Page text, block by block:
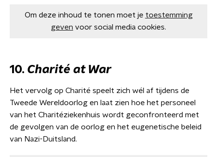
Om deze inhoud te tonen moet je toestemming
geven voor social media cookies.
10. Charité at War
Het vervolg op Charité speelt zich wél af tijdens de
Tweede Wereldoorlog en laat zien hoe het personeel
van het Charitéziekenhuis wordt geconfronteerd met
de gevolgen van de oorlog en het eugenetische beleid
van Nazi-Duitsland.